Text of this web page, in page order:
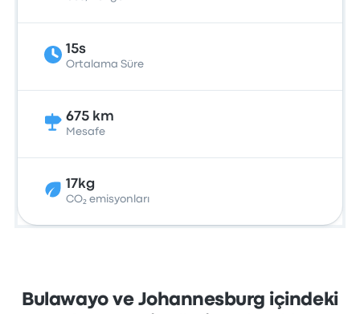
15s
Ortalama Süre
675 km
Mesafe
17kg
CO₂ emisyonları
Bulawayo ve Johannesburg içindeki